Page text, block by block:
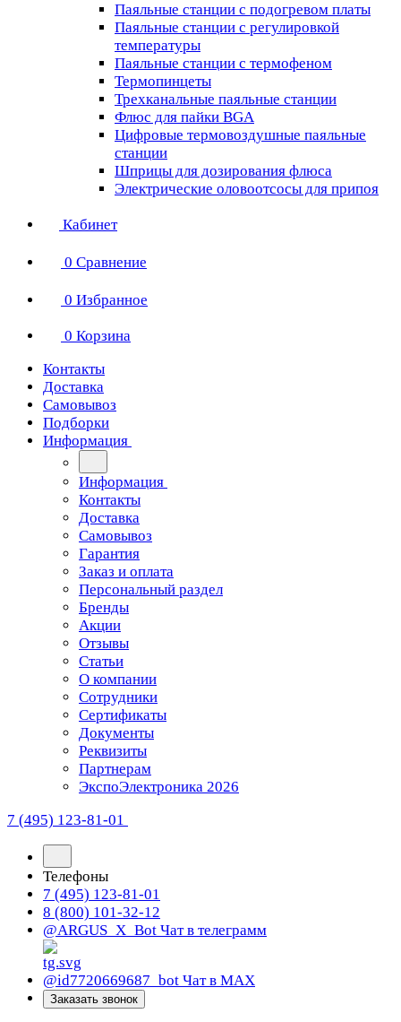
Паяльные станции с подогревом платы
Паяльные станции с регулировкой
температуры
Паяльные станции с термофеном
Термопинцеты
Трехканальные паяльные станции
Флюс для пайки BGA
Цифровые термовоздушные паяльные
станции
Шприцы для дозирования флюса
Электрические оловоотсосы для припоя
Кабинет
0 Сравнение
0 Избранное
0 Корзина
Контакты
Доставка
Самовывоз
Подборки
Информация
Информация
Контакты
Доставка
Самовывоз
Гарантия
Заказ и оплата
Персональный раздел
Бренды
Акции
Отзывы
Статьи
О компании
Сотрудники
Сертификаты
Документы
Реквизиты
Партнерам
ЭкспоЭлектроника 2026
7 (495) 123-81-01
Телефоны
7 (495) 123-81-01
8 (800) 101-32-12
@ARGUS_X_Bot Чат в телеграмм
@id7720669687_bot Чат в МАХ
Заказать звонок